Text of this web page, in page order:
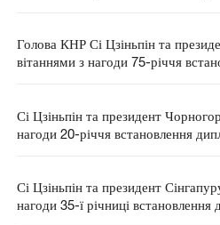
Голова КНР Сі Цзіньпін та
вітаннями з нагоди 75-річчя
Сі Цзіньпін та президент
нагоди 20-річчя встановлення
Сі Цзіньпін та президент
нагоди 35-ї річниці